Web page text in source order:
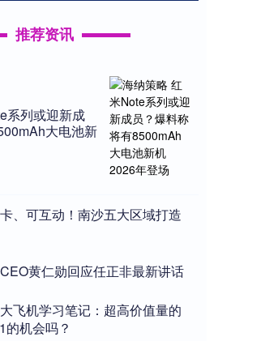
推荐资讯
系列或迎新成
大电池新
、可互动！南沙五大区域打造
黄仁勋回应任正非最新讲话
飞机学习笔记：超高价值量的
的机会吗？